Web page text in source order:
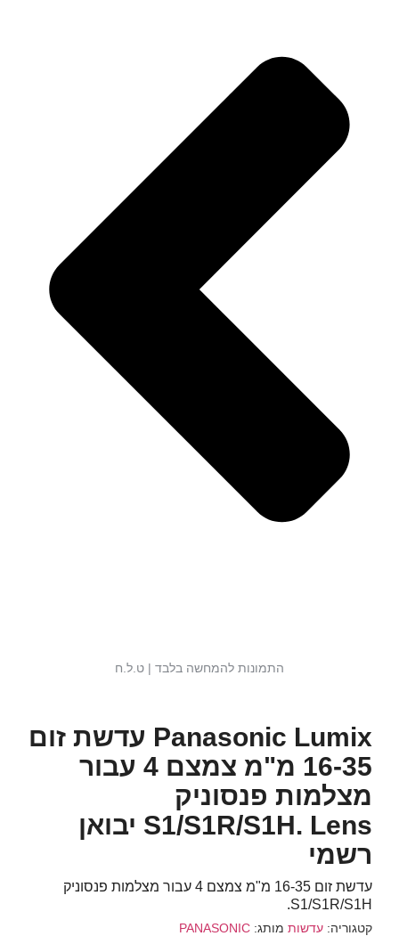
התמונות להמחשה בלבד | ט.ל.ח
Panasonic Lumix עדשת זום
16-35 מ"מ צמצם 4 עבור
מצלמות פנסוניק
S1/S1R/S1H. Lens יבואן
רשמי
עדשת זום 16-35 מ"מ צמצם 4 עבור מצלמות פנסוניק
S1/S1R/S1H.
קטגוריה: עדשות מותג: PANASONIC